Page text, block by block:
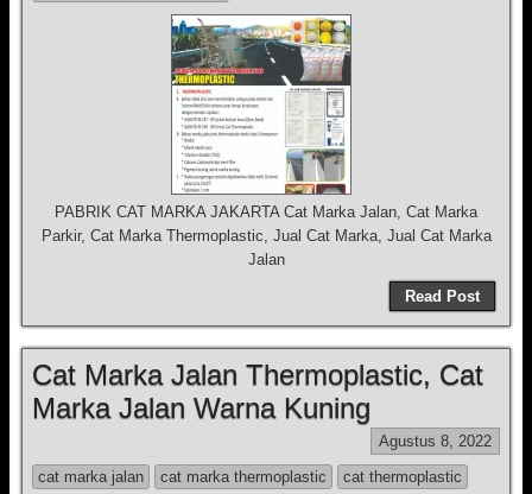
PABRIK CAT MARKA JAKARTA Cat Marka Jalan, Cat Marka
Parkir, Cat Marka Thermoplastic, Jual Cat Marka, Jual Cat Marka
Jalan
Read Post
Cat Marka Jalan Thermoplastic, Cat
Marka Jalan Warna Kuning
Agustus 8, 2022
cat marka jalan
cat marka thermoplastic
cat thermoplastic